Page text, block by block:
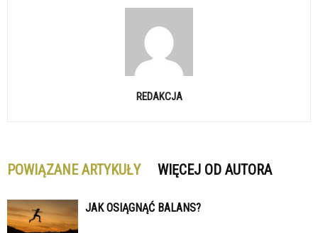
REDAKCJA
POWIĄZANE ARTYKUŁY WIĘCEJ OD AUTORA
JAK OSIĄGNĄĆ BALANS?